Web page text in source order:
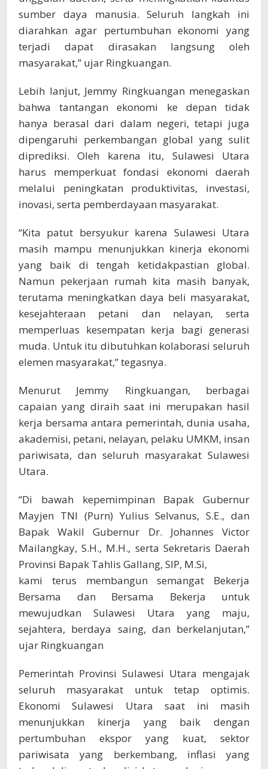
sumber daya manusia. Seluruh langkah ini
diarahkan agar pertumbuhan ekonomi yang
terjadi dapat dirasakan langsung oleh
masyarakat,” ujar Ringkuangan.
Lebih lanjut, Jemmy Ringkuangan menegaskan
bahwa tantangan ekonomi ke depan tidak
hanya berasal dari dalam negeri, tetapi juga
dipengaruhi perkembangan global yang sulit
diprediksi. Oleh karena itu, Sulawesi Utara
harus memperkuat fondasi ekonomi daerah
melalui peningkatan produktivitas, investasi,
inovasi, serta pemberdayaan masyarakat.
“Kita patut bersyukur karena Sulawesi Utara
masih mampu menunjukkan kinerja ekonomi
yang baik di tengah ketidakpastian global.
Namun pekerjaan rumah kita masih banyak,
terutama meningkatkan daya beli masyarakat,
kesejahteraan petani dan nelayan, serta
memperluas kesempatan kerja bagi generasi
muda. Untuk itu dibutuhkan kolaborasi seluruh
elemen masyarakat,” tegasnya.
Menurut Jemmy Ringkuangan, berbagai
capaian yang diraih saat ini merupakan hasil
kerja bersama antara pemerintah, dunia usaha,
akademisi, petani, nelayan, pelaku UMKM, insan
pariwisata, dan seluruh masyarakat Sulawesi
Utara.
“Di bawah kepemimpinan Bapak Gubernur
Mayjen TNI (Purn) Yulius Selvanus, S.E., dan
Bapak Wakil Gubernur Dr. Johannes Victor
Mailangkay, S.H., M.H., serta Sekretaris Daerah
Provinsi Bapak Tahlis Gallang, SIP, M.Si,
kami terus membangun semangat Bekerja
Bersama dan Bersama Bekerja untuk
mewujudkan Sulawesi Utara yang maju,
sejahtera, berdaya saing, dan berkelanjutan,”
ujar Ringkuangan
Pemerintah Provinsi Sulawesi Utara mengajak
seluruh masyarakat untuk tetap optimis.
Ekonomi Sulawesi Utara saat ini masih
menunjukkan kinerja yang baik dengan
pertumbuhan ekspor yang kuat, sektor
pariwisata yang berkembang, inflasi yang